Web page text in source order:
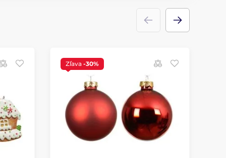
Zľava -30%